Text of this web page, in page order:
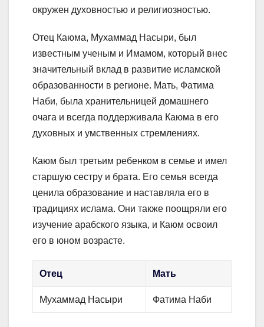
окружен духовностью и религиозностью.
Отец Каюма, Мухаммад Насыри, был
известным ученым и Имамом, который внес
значительный вклад в развитие исламской
образованности в регионе. Мать, Фатима
Наби, была хранительницей домашнего
очага и всегда поддерживала Каюма в его
духовных и умственных стремлениях.
Каюм был третьим ребенком в семье и имел
старшую сестру и брата. Его семья всегда
ценила образование и наставляла его в
традициях ислама. Они также поощряли его
изучение арабского языка, и Каюм освоил
его в юном возрасте.
Отец Мать
Мухаммад Насыри Фатима Наби